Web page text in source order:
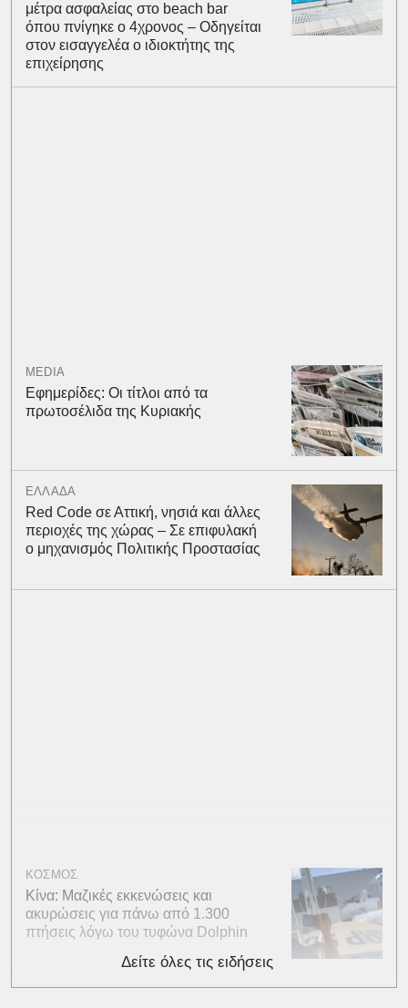
μέτρα ασφαλείας στο beach bar
όπου πνίγηκε ο 4χρονος – Οδηγείται
στον εισαγγελέα ο ιδιοκτήτης της
επιχείρησης
MEDIA
Εφημερίδες: Οι τίτλοι από τα
πρωτοσέλιδα της Κυριακής
ΕΛΛΑΔΑ
Red Code σε Αττική, νησιά και άλλες
περιοχές της χώρας – Σε επιφυλακή
ο μηχανισμός Πολιτικής Προστασίας
ΚΟΣΜΟΣ
Κίνα: Μαζικές εκκενώσεις και
ακυρώσεις για πάνω από 1.300
πτήσεις λόγω του τυφώνα Dolphin
Δείτε όλες τις ειδήσεις